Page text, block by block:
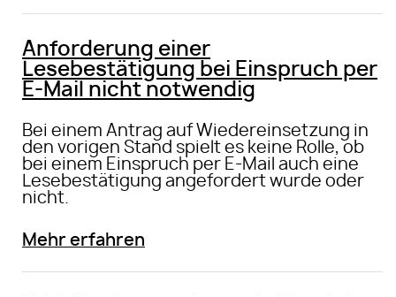
Anforderung einer
Lesebestätigung bei Einspruch per
E-Mail nicht notwendig
Bei einem Antrag auf Wiedereinsetzung in
den vorigen Stand spielt es keine Rolle, ob
bei einem Einspruch per E-Mail auch eine
Lesebestätigung angefordert wurde oder
nicht.
Mehr erfahren